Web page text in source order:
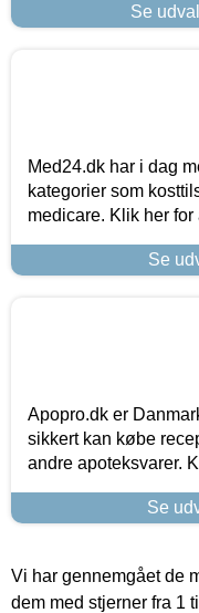
Se
Med24.dk har i dag
kategorier som
medicare. Klik her
Se
Apopro.dk er
sikkert kan købe
andre apoteksvarer.
Se
Vi har gennemgået de
dem med stjerner fra 1